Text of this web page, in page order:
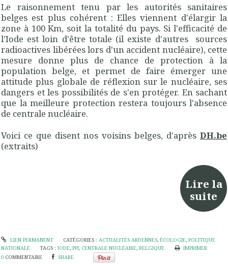
Le raisonnement tenu par les autorités sanitaires
belges est plus cohérent : Elles viennent d'élargir la
zone à 100 Km, soit la totalité du pays. Si l'efficacité de
l’Iode est loin d'être totale (il existe d'autres sources
radioactives libérées lors d'un accident nucléaire), cette
mesure donne plus de chance de protection à la
population belge, et permet de faire émerger une
attitude plus globale de réflexion sur le nucléaire, ses
dangers et les possibilités de s'en protéger. En sachant
que la meilleure protection restera toujours l'absence
de centrale nucléaire.
Voici ce que disent nos voisins belges, d'après DH.be
(extraits)
Lire la
suite
LIEN PERMANENT CATÉGORIES : ACTUALITÉS ARDENNES, ÉCOLOGIE, POLITIQUE
NATIONALE
TAGS :IODE,PPI, CENTRALE NUCLÉAIRE,BELGIQUE
IMPRIMER
0 COMMENTAIRE SHARE